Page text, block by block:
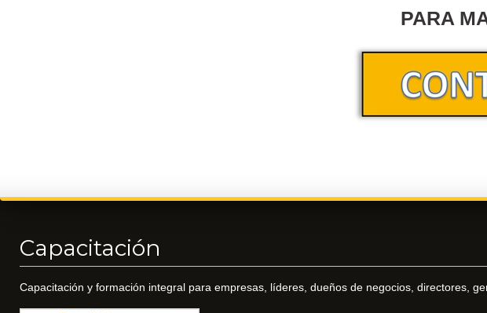
PARA
Capacitación
Capacitación y formación integral para empresas, líderes, dueños de negocios, directores,